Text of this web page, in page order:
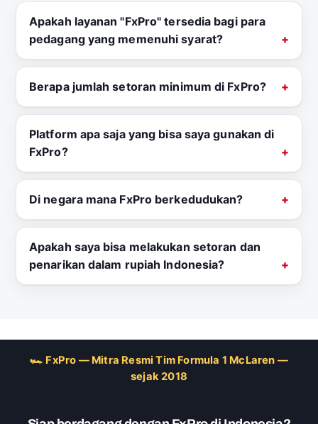
Apakah layanan "FxPro" tersedia bagi para
pedagang yang memenuhi syarat?
Berapa jumlah setoran minimum di FxPro?
Platform apa saja yang bisa saya gunakan di
FxPro?
Di negara mana FxPro berkedudukan?
Apakah saya bisa melakukan setoran dan
penarikan dalam rupiah Indonesia?
🏎 FxPro — Mitra Resmi Tim Formula 1 McLaren —
sejak 2018